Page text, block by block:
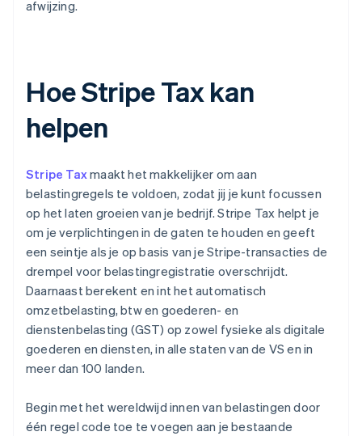
afwijzing.
Hoe Stripe Tax kan
helpen
Stripe Taxmaakt het makkelijker om aan
belastingregels te voldoen, zodat jij je kunt focussen
op het laten groeien van je bedrijf. Stripe Tax helpt je
om je verplichtingen in de gaten te houden en geeft
een seintje als je op basis van je Stripe-transacties de
drempel voor belastingregistratie overschrijdt.
Daarnaast berekent en int het automatisch
omzetbelasting, btw en goederen- en
dienstenbelasting (GST) op zowel fysieke als digitale
goederen en diensten, in alle staten van de VS en in
meer dan 100 landen.
Begin met het wereldwijd innen van belastingen door
één regel code toe te voegen aan je bestaande